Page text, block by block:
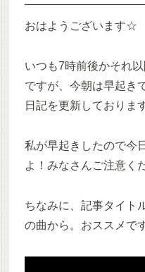
おはようございます☆
いつも7時前後かそれ
ですが、今朝は早起き
日記を更新しておりま
私が早起きしたので今
よ！みなさんご注意く
ちなみに、記事タイト
の曲から。おススメで